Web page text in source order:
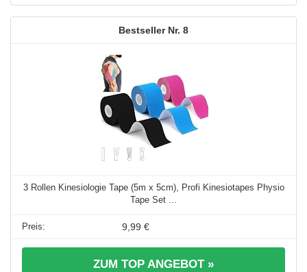
8
3 Rollen Kinesiologie Tape (5m x 5cm), Profi Kinesiotapes Physio
Tape Set ...
9,99 €
ZUM TOP ANGEBOT »